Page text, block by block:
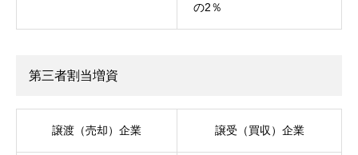
の2％
第三者割当増資
譲渡（売却）企業 譲受（買収）企業